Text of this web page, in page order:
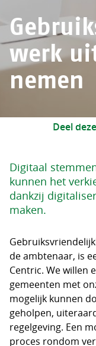
werk
nemen
Deel
Digitaal
kunnen het
dankzij
maken.
de ambtenaar, is
Centric. We willen
gemeenten met
mogelijk kunnen
geholpen,
regelgeving. Een
proces rondom